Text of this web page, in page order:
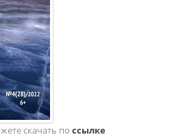
скачать по ссылке